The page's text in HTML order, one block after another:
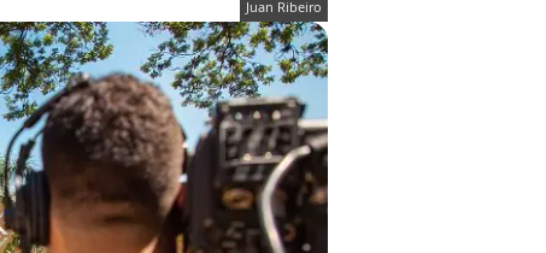
Juan Ribeiro